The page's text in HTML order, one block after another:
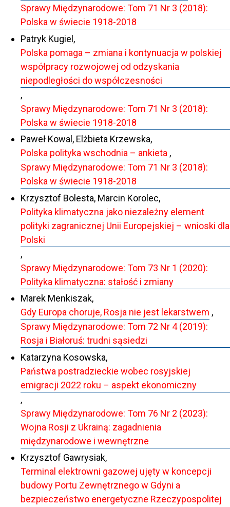
Sprawy Międzynarodowe: Tom 71 Nr 3 (2018):
Polska w świecie 1918-2018
Patryk Kugiel,
Polska pomaga – zmiana i kontynuacja w polskiej
współpracy rozwojowej od odzyskania
niepodległości do współczesności
,
Sprawy Międzynarodowe: Tom 71 Nr 3 (2018):
Polska w świecie 1918-2018
Paweł Kowal, Elżbieta Krzewska,
Polska polityka wschodnia – ankieta ,
Sprawy Międzynarodowe: Tom 71 Nr 3 (2018):
Polska w świecie 1918-2018
Krzysztof Bolesta, Marcin Korolec,
Polityka klimatyczna jako niezależny element
polityki zagranicznej Unii Europejskiej – wnioski dla
Polski
,
Sprawy Międzynarodowe: Tom 73 Nr 1 (2020):
Polityka klimatyczna: stałość i zmiany
Marek Menkiszak,
Gdy Europa choruje, Rosja nie jest lekarstwem ,
Sprawy Międzynarodowe: Tom 72 Nr 4 (2019):
Rosja i Białoruś: trudni sąsiedzi
Katarzyna Kosowska,
Państwa postradzieckie wobec rosyjskiej
emigracji 2022 roku – aspekt ekonomiczny
,
Sprawy Międzynarodowe: Tom 76 Nr 2 (2023):
Wojna Rosji z Ukrainą: zagadnienia
międzynarodowe i wewnętrzne
Krzysztof Gawrysiak,
Terminal elektrowni gazowej ujęty w koncepcji
budowy Portu Zewnętrznego w Gdyni a
bezpieczeństwo energetyczne Rzeczypospolitej